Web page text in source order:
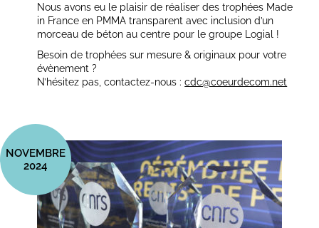
Nous avons eu le plaisir de réaliser des trophées Made
in France en PMMA transparent avec inclusion d’un
morceau de béton au centre pour le groupe Logial !
Besoin de trophées sur mesure & originaux pour votre
évènement ?
N’hésitez pas, contactez-nous :cdc@coeurdecom.net
NOVEMBRE
2024